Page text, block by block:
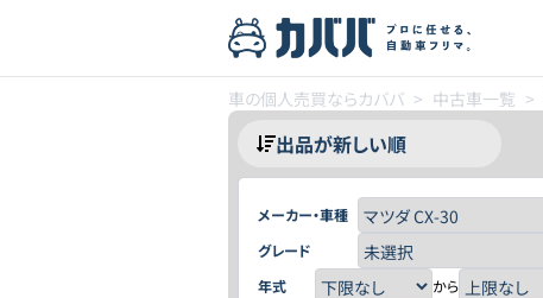
車の個人売買ならカババ > 中古車一覧 >
メーカー・車種
グレード
年式
から